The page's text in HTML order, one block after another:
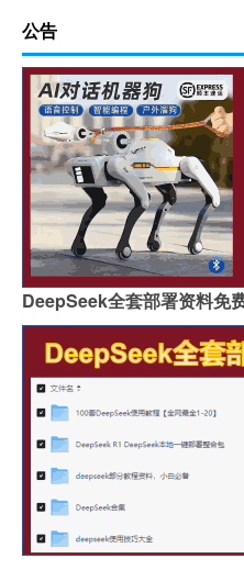
公告
DeepSeek全套部署资料免